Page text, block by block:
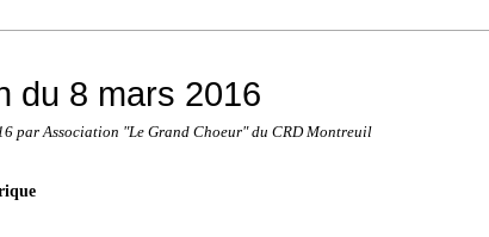
du 8 mars 2016
par Association "Le Grand Choeur" du CRD Montreuil